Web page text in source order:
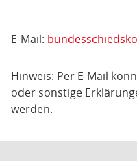
E-Mail:
Hinweis: Per E-Mail
oder sonstige
werden.